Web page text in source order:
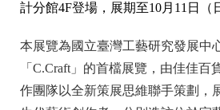
計分館4F登場，展期至10月11日（
本展覽為國立臺灣工藝研究發展中
「C.Craft」的首檔展覽，由佳佳百
作團隊以全新策展思維聯手策劃，